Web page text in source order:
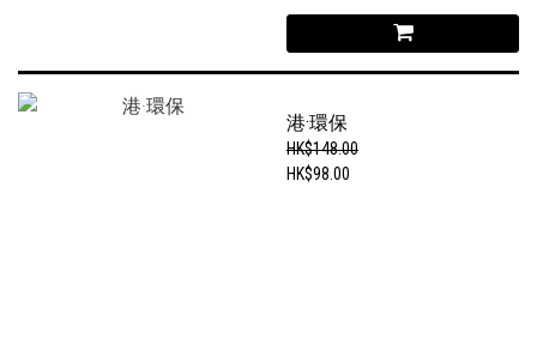
港·環保
HK$148.00
HK$98.00